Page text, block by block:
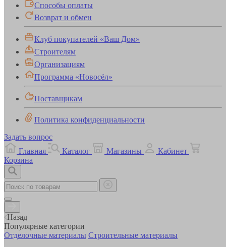
Способы оплаты
Возврат и обмен
Клуб покупателей «Ваш Дом»
Строителям
Организациям
Программа «Новосёл»
Поставщикам
Политика конфиденциальности
Задать вопрос
Главная
Каталог Магазины
Кабинет
Корзина
Назад
Популярные категории
Отделочные материалы Строительные материалы